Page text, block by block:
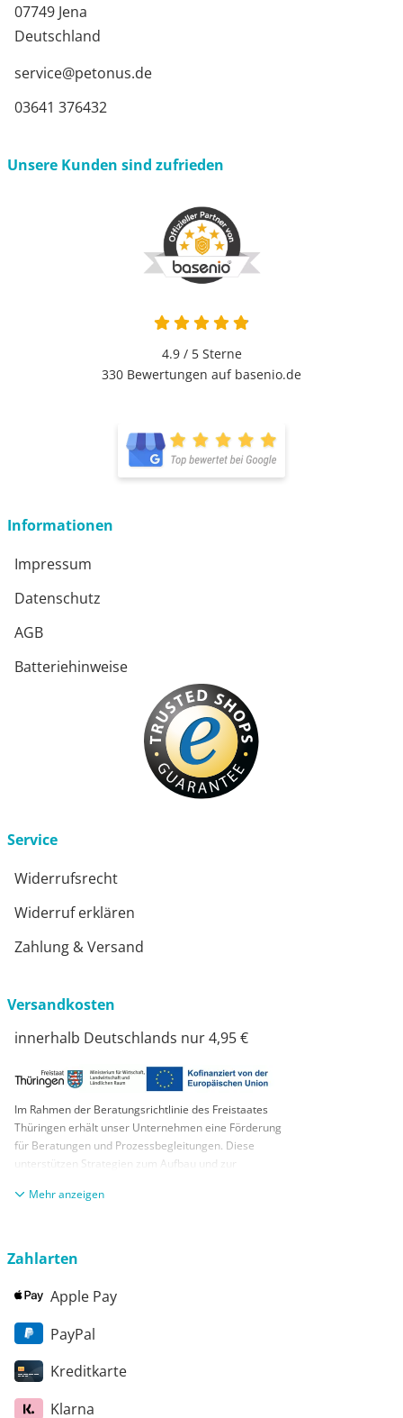
07749 Jena
Deutschland
service@petonus.de
03641 376432
Unsere Kunden sind zufrieden
4.9 von 5
4.9 / 5Sterne
330 Bewertungen auf basenio.de
öffnet in neuem Fenster
Informationen
Impressum
Datenschutz
AGB
Batteriehinweise
Service
Widerrufsrecht
Widerruf erklären
Zahlung & Versand
Versandkosten
innerhalb Deutschlands nur 4,95 €
Im Rahmen der Beratungsrichtlinie des Freistaates
Thüringen erhält unser Unternehmen eine Förderung
für Beratungen und Prozessbegleitungen. Diese
unterstützen Strategien zum Aufbau und zur
KMUs. Die daraus resultierenden Ergebnisse und
aus Mitteln des Europäischen Sozialfonds Plus und
anzeigen
Zahlarten
Apple Pay
PayPal
Kreditkarte
Klarna